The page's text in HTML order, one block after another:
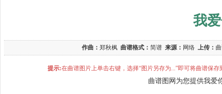
我
作曲： 郑秋枫 曲谱格式： 简谱 来源： 网络 上传：
提示:在曲谱图片上单击右键，选择“图片另存为...”即可将曲谱保
曲谱图网为您提供我爱